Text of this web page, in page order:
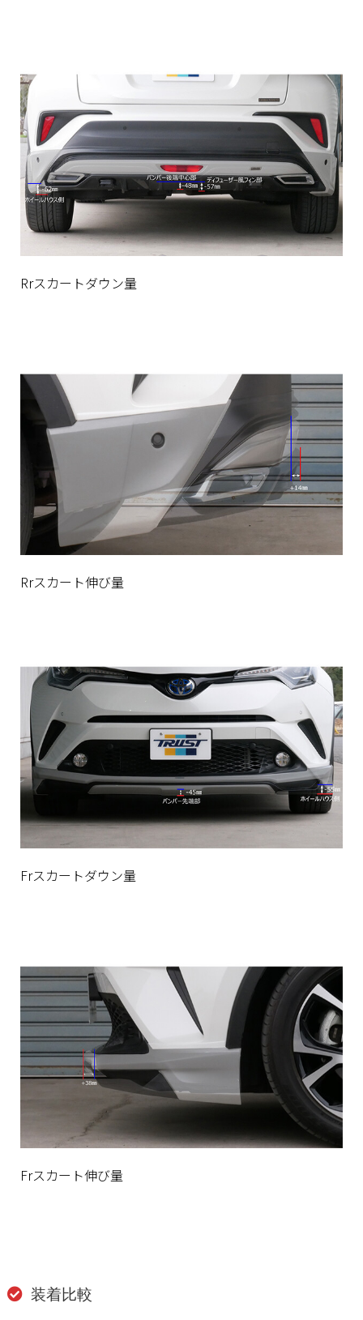
Rrスカートダウン量
Rrスカート伸び量
Frスカートダウン量
Frスカート伸び量
装着比較